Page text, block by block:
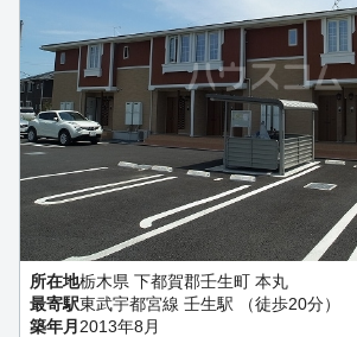
所在地栃木県 下都賀郡壬生町 本丸
最寄駅東武宇都宮線 壬生駅 （徒歩20分）
築年月2013年8月